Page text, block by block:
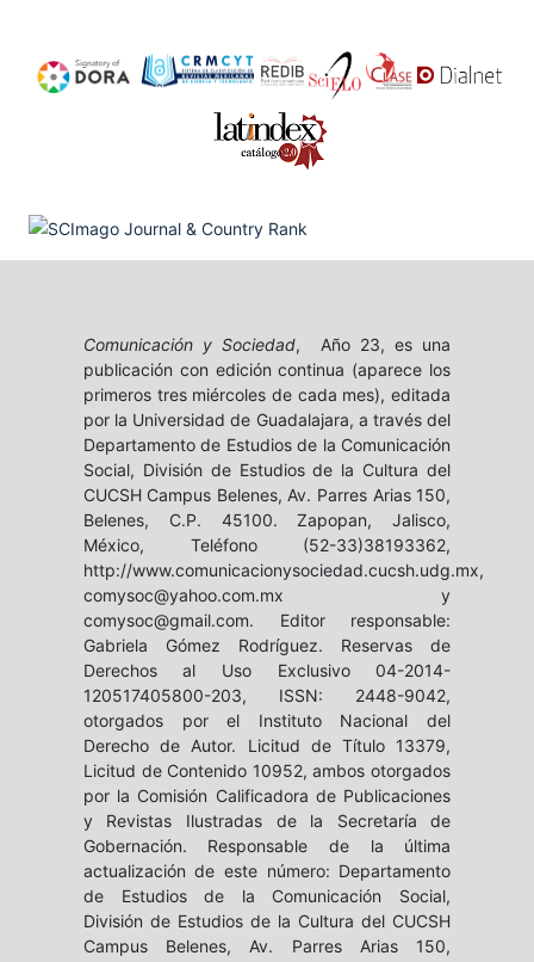
Comunicación y Sociedad, Año 23, es una
publicación con edición continua (aparece los
primeros tres miércoles de cada mes), editada
por la Universidad de Guadalajara, a través del
Departamento de Estudios de la Comunicación
Social, División de Estudios de la Cultura del
CUCSH Campus Belenes, Av. Parres Arias 150,
Belenes, C.P. 45100. Zapopan, Jalisco,
México, Teléfono (52-33)38193362,
http://www.comunicacionysociedad.cucsh.udg.mx,
comysoc@yahoo.com.mx y
comysoc@gmail.com. Editor responsable:
Gabriela Gómez Rodríguez. Reservas de
Derechos al Uso Exclusivo 04-2014-
120517405800-203, ISSN: 2448-9042,
otorgados por el Instituto Nacional del
Derecho de Autor. Licitud de Título 13379,
Licitud de Contenido 10952, ambos otorgados
por la Comisión Calificadora de Publicaciones
y Revistas Ilustradas de la Secretaría de
Gobernación. Responsable de la última
actualización de este número: Departamento
de Estudios de la Comunicación Social,
División de Estudios de la Cultura del CUCSH
Campus Belenes, Av. Parres Arias 150,